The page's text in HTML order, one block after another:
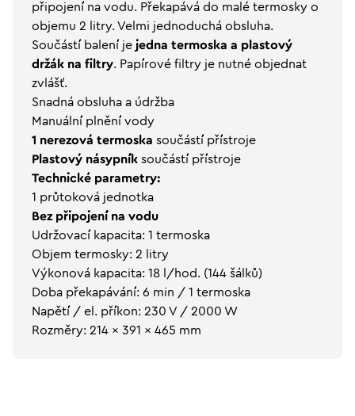
připojení na vodu. Překapává do malé termosky o
objemu 2 litry. Velmi jednoduchá obsluha.
Součástí balení je jedna termoska a plastový
držák na filtry. Papírové filtry je nutné objednat
zvlášť.
Snadná obsluha a údržba
Manuální plnění vody
1 nerezová termoska součástí přístroje
Plastový násypník součástí přístroje
Technické parametry:
1 průtoková jednotka
Bez připojení na vodu
Udržovací kapacita: 1 termoska
Objem termosky: 2 litry
Výkonová kapacita: 18 l/hod. (144 šálků)
Doba překapávání: 6 min / 1 termoska
Napětí / el. příkon: 230 V / 2000 W
Rozměry: 214 x 391 x 465 mm